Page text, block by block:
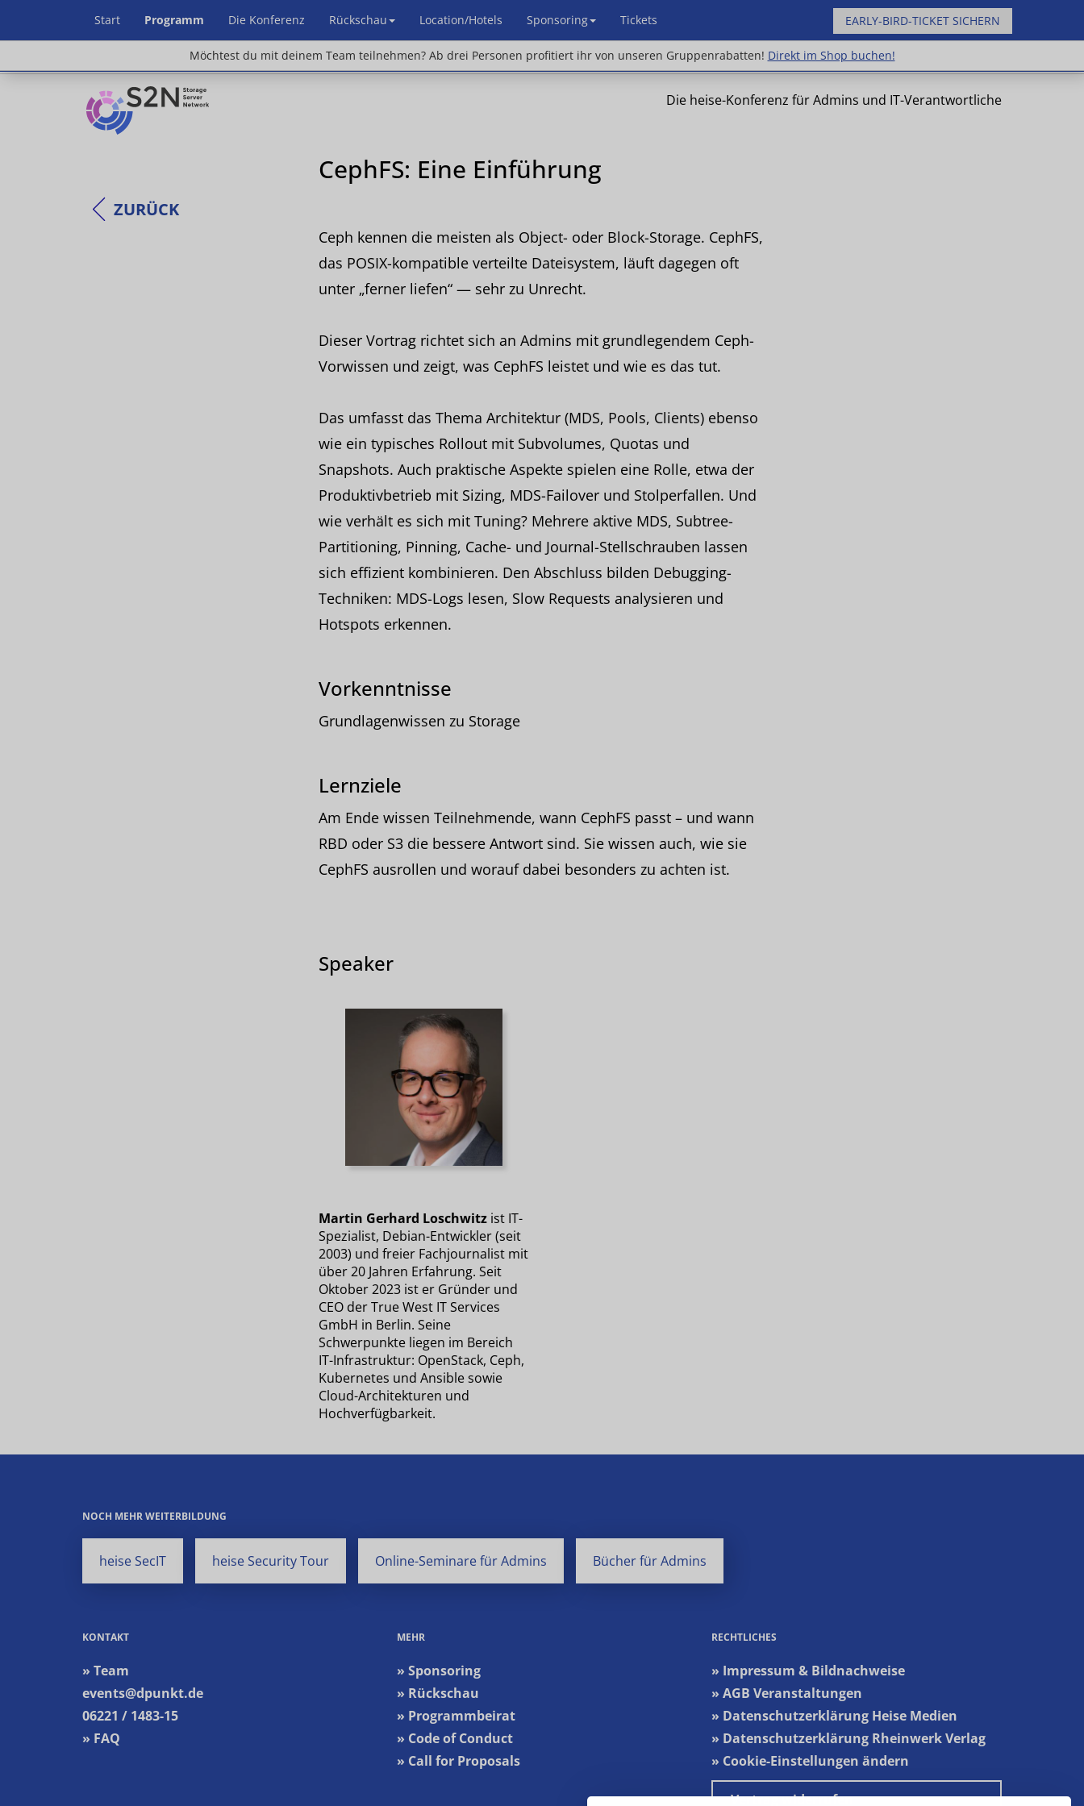
Start Programm Die Konferenz Rückschau Location/Hotels Sponsoring Tickets EARLY-BIRD-TICKET SICHERN
Möchtest du mit deinem Team teilnehmen? Ab drei Personen profitiert ihr von unseren Gruppenrabatten! Direkt im Shop buchen!
Möchtest du mit deinem Team teilnehmen? Ab drei Personen profitiert ihr von unseren Gruppenrabatten!Direkt im Shop buchen!
Die heise-Konferenz für Admins und IT-Verantwortliche
ZURÜCK
CephFS: Eine Einführung
Ceph kennen die meisten als Object- oder Block-Storage. CephFS,
das POSIX-kompatible verteilte Dateisystem, läuft dagegen oft
unter „ferner liefen“ — sehr zu Unrecht.
Dieser Vortrag richtet sich an Admins mit grundlegendem Ceph-
Vorwissen und zeigt, was CephFS leistet und wie es das tut.
Das umfasst das Thema Architektur (MDS, Pools, Clients) ebenso
wie ein typisches Rollout mit Subvolumes, Quotas und
Snapshots. Auch praktische Aspekte spielen eine Rolle, etwa der
Produktivbetrieb mit Sizing, MDS-Failover und Stolperfallen. Und
wie verhält es sich mit Tuning? Mehrere aktive MDS, Subtree-
Partitioning, Pinning, Cache- und Journal-Stellschrauben lassen
sich effizient kombinieren. Den Abschluss bilden Debugging-
Techniken: MDS-Logs lesen, Slow Requests analysieren und
Hotspots erkennen.
Vorkenntnisse
Grundlagenwissen zu Storage
Lernziele
Am Ende wissen Teilnehmende, wann CephFS passt – und wann
RBD oder S3 die bessere Antwort sind. Sie wissen auch, wie sie
CephFS ausrollen und worauf dabei besonders zu achten ist.
Speaker
Martin Gerhard Loschwitzist IT-
Spezialist, Debian-Entwickler (seit
2003) und freier Fachjournalist mit
über 20 Jahren Erfahrung. Seit
Oktober 2023 ist er Gründer und
CEO der True West IT Services
GmbH in Berlin. Seine
Schwerpunkte liegen im Bereich
IT-Infrastruktur: OpenStack, Ceph,
Kubernetes und Ansible sowie
Cloud-Architekturen und
Hochverfügbarkeit.
NOCH MEHR WEITERBILDUNG
heise SecIT heise Security Tour Online-Seminare für Admins Bücher für Admins
KONTAKT
» Team
events@dpunkt.de
06221 / 1483-15
» FAQ
MEHR
» Sponsoring
» Rückschau
» Programmbeirat
» Code of Conduct
» Call for Proposals
RECHTLICHES
» Impressum & Bildnachweise
» AGB Veranstaltungen
» Datenschutzerklärung Heise Medien
» Datenschutzerklärung Rheinwerk Verlag
» Cookie-Einstellungen ändern
» Vertrag widerrufen